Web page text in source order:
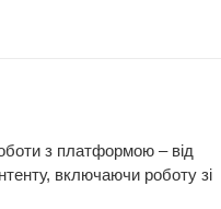
з платформою – від
включаючи роботу зі